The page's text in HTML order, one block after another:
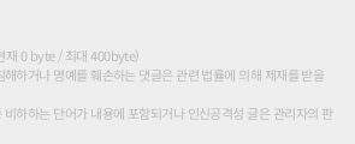
재 0 byte / 최대 400byte)
하거나 명예를 훼손하는 댓글은 관련 법률에 의해 제재를 받을
하하는 단어가 내용에 포함되거나 인신공격성 글은 관리자의 판